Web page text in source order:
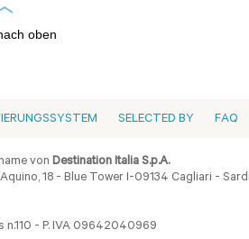
oben
SELECTED BY FAQ
vonDestination Italia S.p.A.
18 - Blue Tower I-09134 Cagliari -
n.110 - P. IVA 09642040969